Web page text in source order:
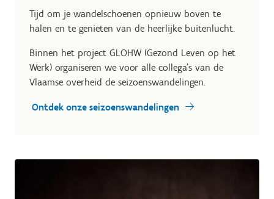
Tijd om je wandelschoenen opnieuw boven te
halen en te genieten van de heerlijke buitenlucht.
Binnen het project GLOHW (Gezond Leven op het
Werk) organiseren we voor alle collega’s van de
Vlaamse overheid de seizoenswandelingen.
Ontdek onze seizoenswandelingen